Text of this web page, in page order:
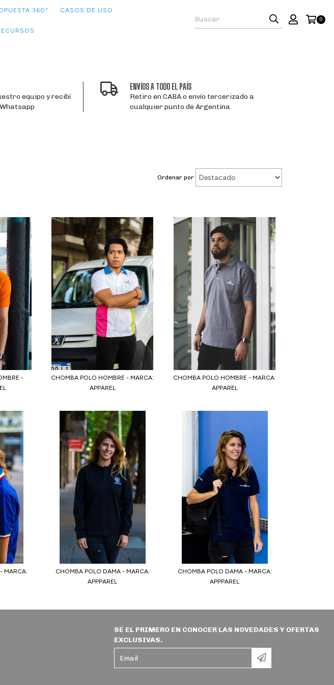
360° CASOS DE USO
0
equipo y recibí
ENVÍOS A TODO EL PAÍS
Retiro en CABA o envío tercerizado a
cualquier punto de Argentina
Ordenar por
-
CHOMBA POLO HOMBRE - MARCA:
APPAREL
CHOMBA POLO HOMBRE - MARCA:
APPAREL
MARCA:
CHOMBA POLO DAMA - MARCA:
APPPAREL
CHOMBA POLO DAMA - MARCA:
APPPAREL
SÉ EL PRIMERO EN CONOCER LAS NOVEDADES Y OFERTAS
EXCLUSIVAS.